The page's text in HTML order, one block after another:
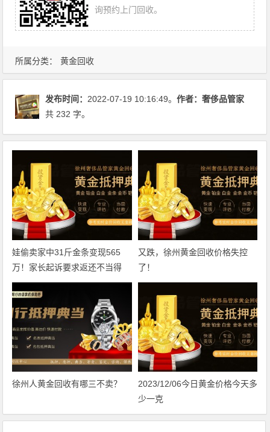
所属分类： 黄金回收
询预约上门回收。
发布时间： 2022-07-19 10:16:49。作者：奢侈品管家
共 232 字。
娃偷卖家中31斤金条变现565
万！家长起诉要求返还不当得
利！
又跌，徐州黄金回收价格失控
了！
徐州人黄金回收有哪三不卖？
2023/12/06今日黄金价格今天多
少一克